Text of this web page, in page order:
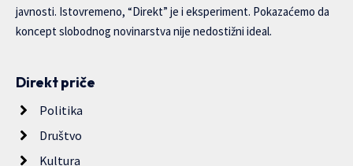
javnosti. Istovremeno, “Direkt” je i eksperiment. Pokazaćemo da
koncept slobodnog novinarstva nije nedostižni ideal.
Direkt priče
Politika
Društvo
Kultura